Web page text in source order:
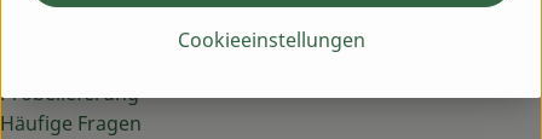
Probelieferung
Häufige Fragen
Cookieeinstellungen